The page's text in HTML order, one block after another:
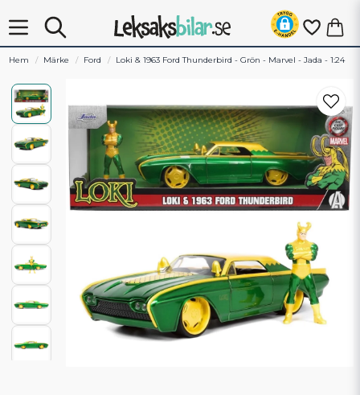
Hem Märke Ford Loki & 1963 Ford Thunderbird - Grön - Marvel - Jada - 1:24